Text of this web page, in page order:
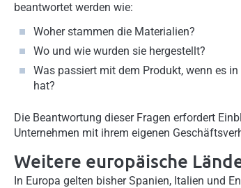
beantwortet werden wie:
Woher stammen die Materialien?
Wo und wie wurden sie hergestellt?
Was passiert mit dem Produkt, wenn es
hat?
Die Beantwortung dieser Fragen erfordert
Unternehmen mit ihrem eigenen
Weitere europäische
In Europa gelten bisher Spanien, Italien und